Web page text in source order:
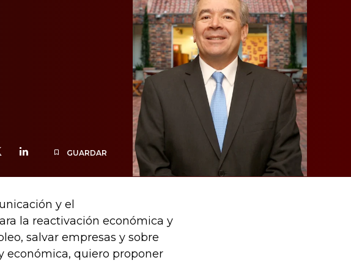
GUARDAR
y el
la reactivación económica y
salvar empresas y sobre
económica, quiero proponer